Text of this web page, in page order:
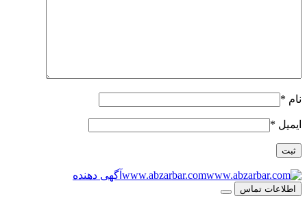
نام *
ایمیل *
www.abzarbar.comآگهی دهنده
اطلاعات تماس